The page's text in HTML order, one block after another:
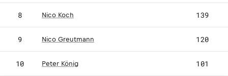
8 Nico Koch 139
9 Nico Greutmann 120
10 Peter König 101